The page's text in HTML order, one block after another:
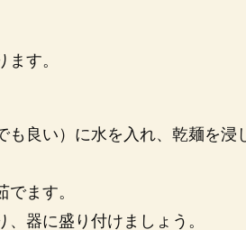
す。
も良い）に水を入れ、乾麺を浸
ます。
器に盛り付けましょう。